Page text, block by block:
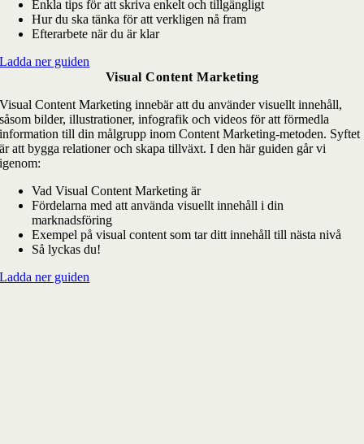
Enkla tips för att skriva enkelt och tillgängligt
Hur du ska tänka för att verkligen nå fram
Efterarbete när du är klar
Ladda ner guiden
Visual Content Marketing
Visual Content Marketing innebär att du använder visuellt innehåll,
såsom bilder, illustrationer, infografik och videos för att förmedla
information till din målgrupp inom Content Marketing-metoden. Syftet
är att bygga relationer och skapa tillväxt. I den här guiden går vi
igenom:
Vad Visual Content Marketing är
Fördelarna med att använda visuellt innehåll i din
marknadsföring
Exempel på visual content som tar ditt innehåll till nästa nivå
Så lyckas du!
Ladda ner guiden